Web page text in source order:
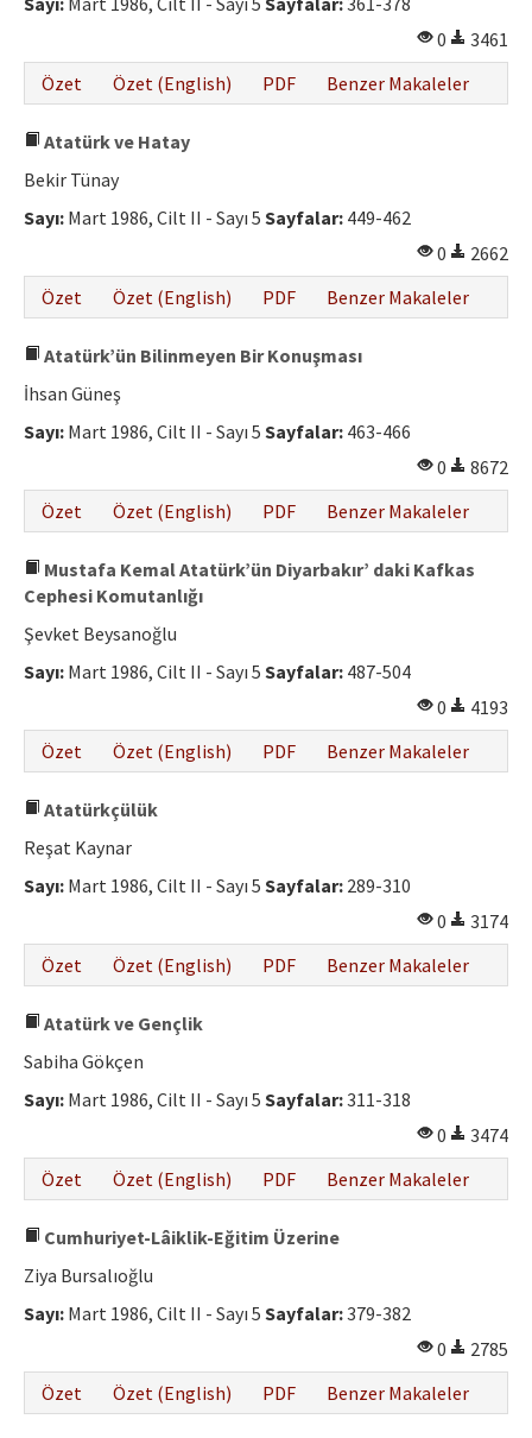
0
3461
Özet
Özet (English) PDF Benzer Makaleler
Atatürk ve Hatay
Bekir Tünay
Sayı: Mart 1986, Cilt II - Sayı 5 Sayfalar: 449-462
0
2662
Özet
Özet (English) PDF Benzer Makaleler
Atatürk’ün Bilinmeyen Bir Konuşması
İhsan Güneş
Sayı: Mart 1986, Cilt II - Sayı 5 Sayfalar: 463-466
0
8672
Özet
Özet (English) PDF Benzer Makaleler
Mustafa Kemal Atatürk’ün Diyarbakır’ daki Kafkas
Cephesi Komutanlığı
Şevket Beysanoğlu
Sayı: Mart 1986, Cilt II - Sayı 5 Sayfalar: 487-504
0
4193
Özet
Özet (English) PDF Benzer Makaleler
Atatürkçülük
Reşat Kaynar
Sayı: Mart 1986, Cilt II - Sayı 5 Sayfalar: 289-310
0
3174
Özet
Özet (English) PDF Benzer Makaleler
Atatürk ve Gençlik
Sabiha Gökçen
Sayı: Mart 1986, Cilt II - Sayı 5 Sayfalar:311-318
0
3474
Özet
Özet (English) PDF Benzer Makaleler
Cumhuriyet-Lâiklik-Eğitim Üzerine
Ziya Bursalıoğlu
Sayı: Mart 1986, Cilt II - Sayı 5 Sayfalar:379-382
0
2785
Özet
Özet (English) PDF Benzer Makaleler